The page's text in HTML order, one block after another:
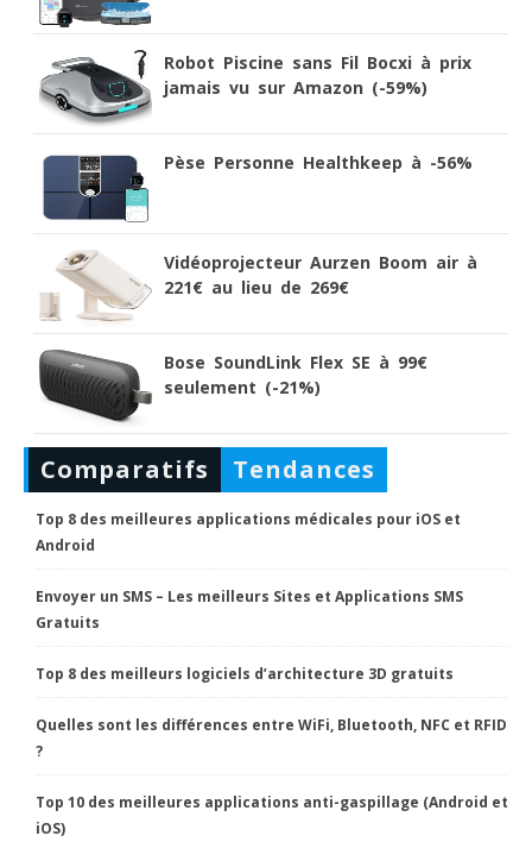
Robot Piscine sans Fil Bocxi à prix
jamais vu sur Amazon (-59%)
Pèse Personne Healthkeep à -56%
Vidéoprojecteur Aurzen Boom air à
221€ au lieu de 269€
Bose SoundLink Flex SE à 99€
seulement (-21%)
Comparatifs Tendances
Top 8 des meilleures applications médicales pour iOS et
Android
Envoyer un SMS – Les meilleurs Sites et Applications SMS
Gratuits
Top 8 des meilleurs logiciels d’architecture 3D gratuits
Quelles sont les différences entre WiFi, Bluetooth, NFC et RFID
?
Top 10 des meilleures applications anti-gaspillage (Android et
iOS)